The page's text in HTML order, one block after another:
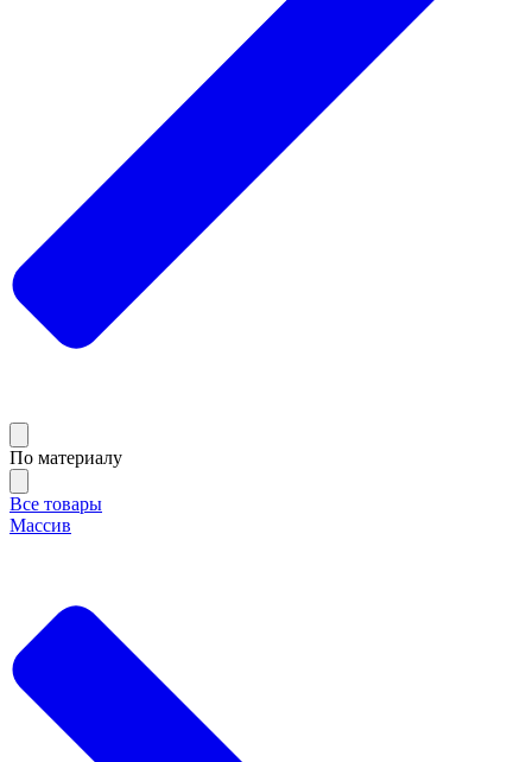
По материалу
Все товары
Массив